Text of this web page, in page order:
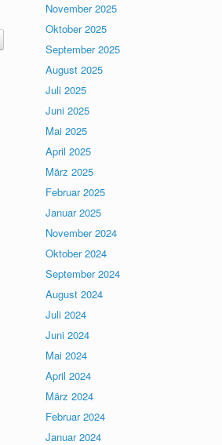
November 2025
Oktober 2025
September 2025
August 2025
Juli 2025
Juni 2025
Mai 2025
April 2025
März 2025
Februar 2025
Januar 2025
November 2024
Oktober 2024
September 2024
August 2024
Juli 2024
Juni 2024
Mai 2024
April 2024
März 2024
Februar 2024
Januar 2024